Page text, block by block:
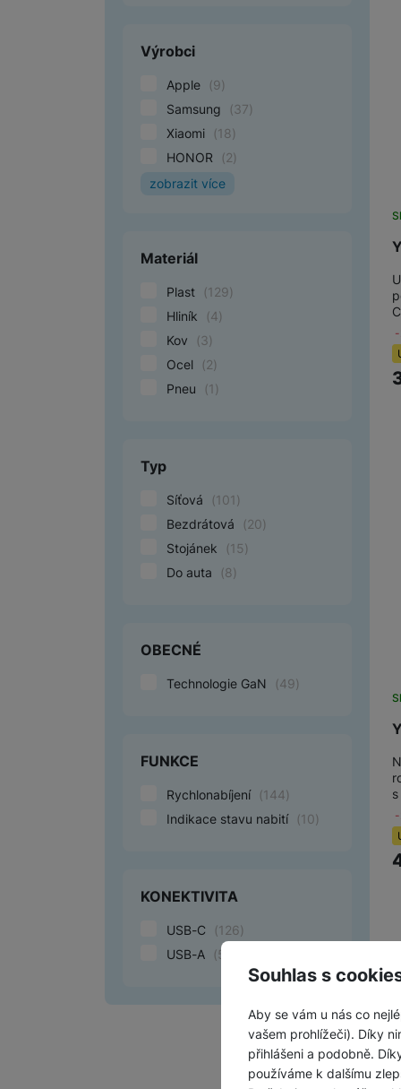
Souhlas s
Aby se vám u nás co
vašem prohlížeči). Díky
přihlášeni a podobně.
používáme k dalšímu
Výrobci
Apple (9)
Samsung
(37)
Xiaomi
(18)
HONOR
(2)
zobrazit více
Epico
INFINIX (1)
Motorola
OBAL:ME
OnePlus
OPPO
3
Yenkee
Materiál
Plast (129)
Hliník
(4)
Kov
(3)
Ocel
(2)
Pneu
(1 )
Typ
Síťová (101 )
Bezdrátová
(20)
Stojánek
(15)
Do auta
(8)
OBECNÉ
Technologie GaN (49)
FUNKCE
Rychlonabíjení (144)
Indikace stavu nabití (10)
KONEKTIVITA
USB-C (126)
USB-A
(57